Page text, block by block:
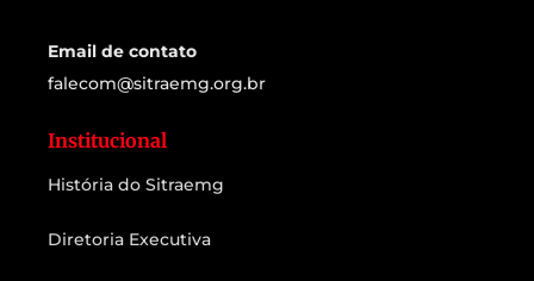
Email de contato
falecom@sitraemg.org.br
Institucional
História do Sitraemg
Diretoria Executiva